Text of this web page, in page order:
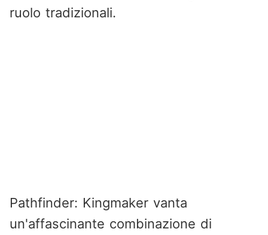
ruolo tradizionali.
Pathfinder: Kingmaker vanta
un'affascinante combinazione di